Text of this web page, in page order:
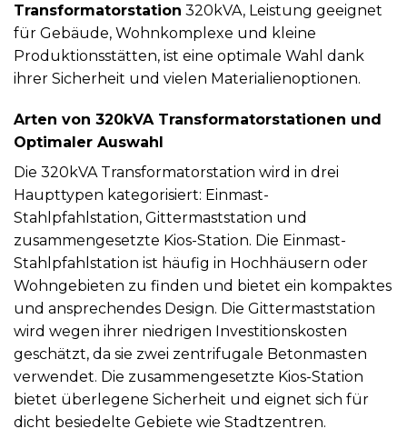
Transformatorstation 320kVA, Leistung geeignet
für Gebäude, Wohnkomplexe und kleine
Produktionsstätten, ist eine optimale Wahl dank
ihrer Sicherheit und vielen Materialienoptionen.
Arten von 320kVA Transformatorstationen und
Optimaler Auswahl
Die 320kVA Transformatorstation wird in drei
Haupttypen kategorisiert: Einmast-
Stahlpfahlstation, Gittermaststation und
zusammengesetzte Kios-Station. Die Einmast-
Stahlpfahlstation ist häufig in Hochhäusern oder
Wohngebieten zu finden und bietet ein kompaktes
und ansprechendes Design. Die Gittermaststation
wird wegen ihrer niedrigen Investitionskosten
geschätzt, da sie zwei zentrifugale Betonmasten
verwendet. Die zusammengesetzte Kios-Station
bietet überlegene Sicherheit und eignet sich für
dicht besiedelte Gebiete wie Stadtzentren.